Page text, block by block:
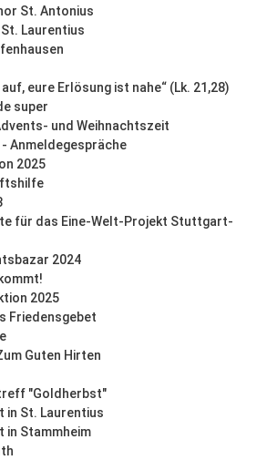
St. Antonius
Laurentius
eure Erlösung ist nahe“ (Lk. 21,28)
super
und Weihnachtszeit
- Anmeldegespräche
2025
für das Eine-Welt-Projekt Stuttgart-
2024
2025
Friedensgebet
Guten Hirten
"Goldherbst"
in St. Laurentius
in Stammheim